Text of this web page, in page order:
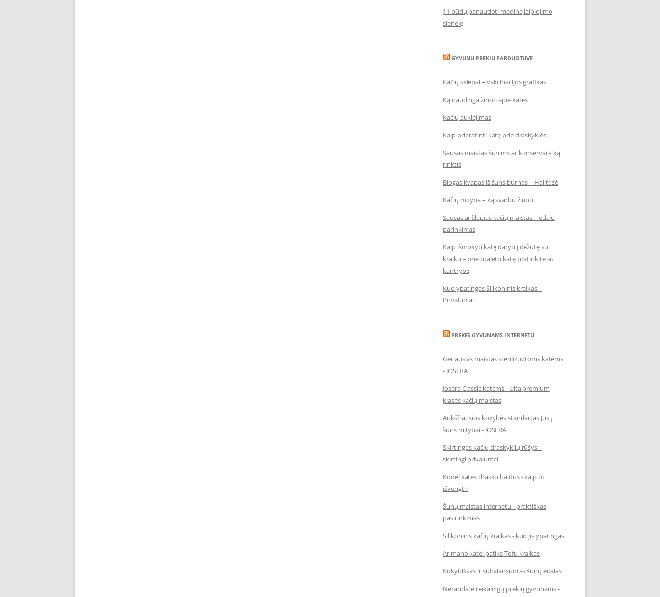
11 būdų panaudoti medinę laipiojimo
sienelę
GYVUNU PREKIU PARDUOTUVE
Kačių skiepai – vakcinacijos grafikas
Ką naudinga žinoti apie kates
Kačių auklėjimas
Kaip pripratinti katę prie draskyklės
Sausas maistas šunims ar konservai – ką
rinktis
Blogas kvapas iš šuns burnos – Halitozė
Kačių mityba – ką svarbu žinoti
Sausas ar šlapias kačių maistas – ėdalo
parinkimas
Kaip išmokyti katę daryti į dėžutę su
kraiku – prie tualeto katę pratinkite su
kantrybe
Kuo ypatingas Silikoninis kraikas –
Privalumai
PREKES GYVUNAMS INTERNETU
Geriausias maistas sterilizuotoms katėms
- JOSERA
Josera Classic katėms - Ulta premium
klasės kačių maistas
Aukščiausios kokybės standartas Jūsų
šuns mitybai - JOSERA
Skirtingos kačių draskyklių rūšys –
skirtingi privalumai
Kodėl katės drasko baldus - kaip to
išvengti?
Šunų maistas internetu - praktiškas
pasirinkimas
Silikoninis kačių kraikas - kuo jis ypatingas
Ar mano katei patiks Tofu kraikas
Kokybiškas ir subalansuotas šunų ėdalas
Nerandate reikalingų prekių gyvūnams -